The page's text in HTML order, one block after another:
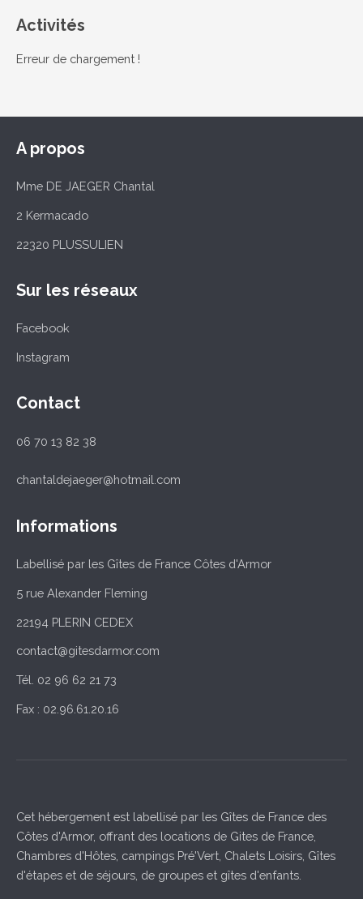
Activités
Erreur de chargement !
A propos
Mme DE JAEGER Chantal
2 Kermacado
22320 PLUSSULIEN
Sur les réseaux
Facebook
Instagram
Contact
06 70 13 82 38
chantaldejaeger@hotmail.com
Informations
Labellisé par les Gîtes de France Côtes d'Armor
5 rue Alexander Fleming
22194 PLERIN CEDEX
contact@gitesdarmor.com
Tél. 02 96 62 21 73
Fax : 02.96.61.20.16
Cet hébergement est labellisé par les Gîtes de France des
Côtes d'Armor, offrant des locations de Gites de France,
Chambres d'Hôtes, campings Pré'Vert, Chalets Loisirs, Gîtes
d'étapes et de séjours, de groupes et gîtes d'enfants.